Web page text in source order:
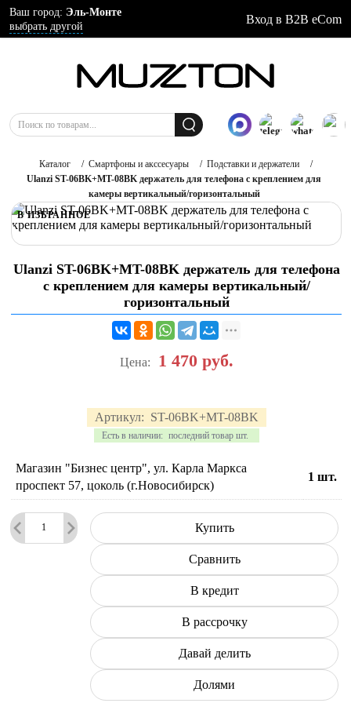
Ваш город: Эль-Монте
выбрать другой
Вход в B2B eCom
Каталог / Смартфоны и акссесуары / Подставки и держатели
/
Ulanzi ST-06BK+MT-08BK держатель для телефона с креплением для
камеры вертикальный/горизонтальный
В ИЗБРАННОЕ
Ulanzi ST-06BK+MT-08BK держатель для телефона
с креплением для камеры вертикальный/
горизонтальный
Артикул: ST-06BK+MT-08BK
Есть в наличии: последний товар шт.
Цена: 1 470 руб.
Магазин "Бизнес центр", ул. Карла Маркса
проспект 57, цоколь (г.Новосибирск)
1 шт.
Купить
Сравнить
В кредит
В рассрочку
Давай делить
Долями